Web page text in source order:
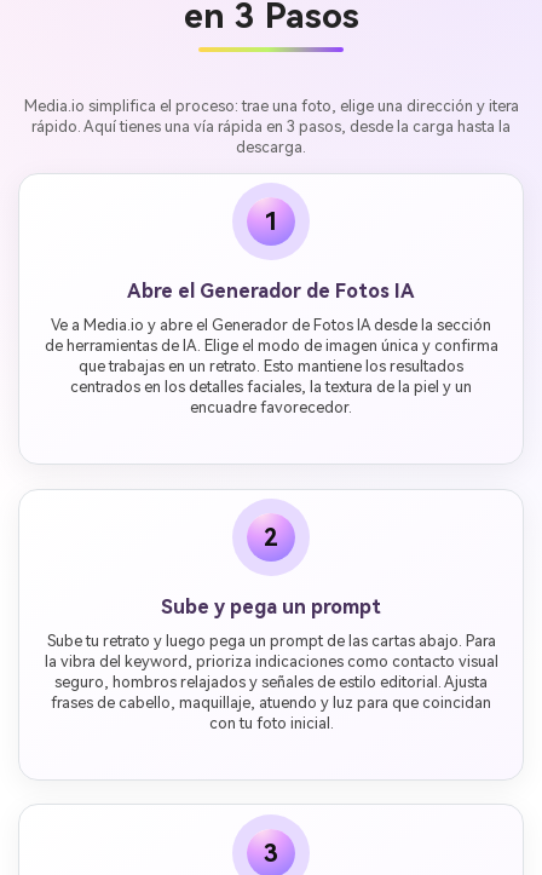
en 3 Pasos
Media.io simplifica el proceso: trae una foto, elige una dirección y itera
rápido. Aquí tienes una vía rápida en 3 pasos, desde la carga hasta la
descarga.
1
Abre el Generador de Fotos IA
Ve a Media.io y abre el Generador de Fotos IA desde la sección
de herramientas de IA. Elige el modo de imagen única y confirma
que trabajas en un retrato. Esto mantiene los resultados
centrados en los detalles faciales, la textura de la piel y un
encuadre favorecedor.
2
Sube y pega un prompt
Sube tu retrato y luego pega un prompt de las cartas abajo. Para
la vibra del keyword, prioriza indicaciones como contacto visual
seguro, hombros relajados y señales de estilo editorial. Ajusta
frases de cabello, maquillaje, atuendo y luz para que coincidan
con tu foto inicial.
3